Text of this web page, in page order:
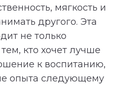
мягкость и
другого. Эта
не только
кто хочет лучше
к воспитанию,
опыта следующему